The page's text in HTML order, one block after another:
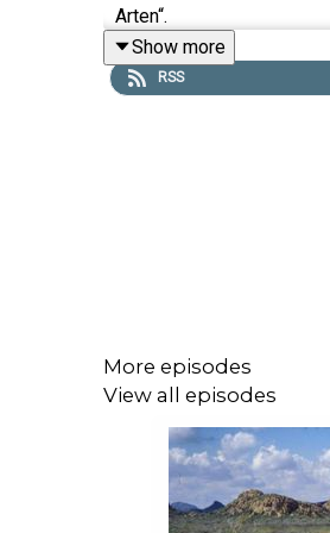
Arten“.
Dieses Mal nehmen wir
Grönland und der
Tipps zum Weiterhören:
https://weltwach.de/
Show more
RSS
More episodes
View all episodes